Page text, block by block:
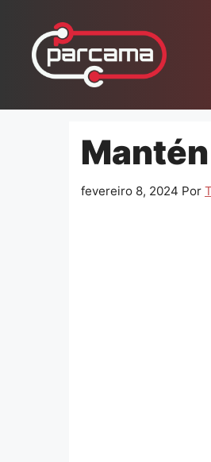
conteúdo
fevereiro 8, 2024 Por